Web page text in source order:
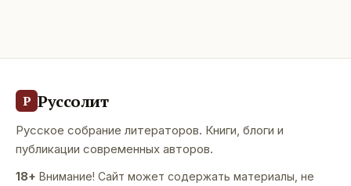
Р Руссолит
Русское собрание литераторов. Книги, блоги и
публикации современных авторов.
18+ Внимание! Сайт может содержать материалы, не